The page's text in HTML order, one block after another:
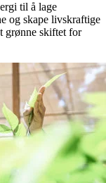
til å lage
og skape livskraftige
grønne skiftet for